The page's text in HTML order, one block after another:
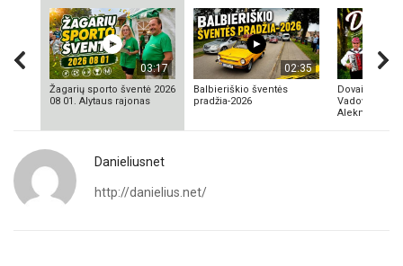
03:17
Žagarių sporto šventė 2026
08 01. Alytaus rajonas
02:35
Balbieriškio šventės
pradžia-2026
Dovainonių
Vadovas
Aleknavičius
Danieliusnet
http://danielius.net/